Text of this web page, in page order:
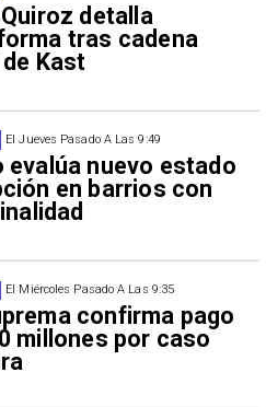
detalla
tras cadena
Kast
El Jueves Pasado A Las 9:49
evalúa nuevo estado
en barrios con
El Miércoles Pasado A Las 9:35
confirma pago
millones por caso